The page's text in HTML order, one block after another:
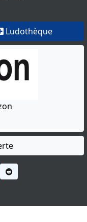
Ludothèque
sur Twittersur Pinterest